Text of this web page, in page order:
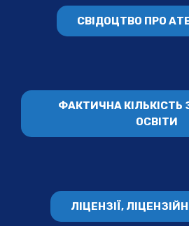
СВІДОЦТВО ПРО
ФАКТИЧНА КІЛЬКІСТЬ
ОСВІТИ
ЛІЦЕНЗІЇ,